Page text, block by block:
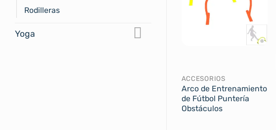
Rodilleras
Yoga
ACCESORIOS
Arco de Entrenamiento
de Fútbol Puntería
Obstáculos